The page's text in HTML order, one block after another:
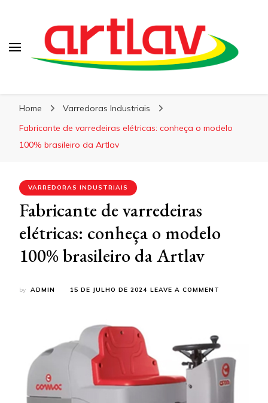
Home
Varredoras Industriais
Fabricante de varredeiras elétricas: conheça o modelo
100% brasileiro da Artlav
VARREDORAS INDUSTRIAIS
Fabricante de varredeiras
elétricas: conheça o modelo
100% brasileiro da Artlav
by ADMIN 15 DE JULHO DE 2024 LEAVE A COMMENT
CONHEÇA
MODELO
100%
BRASILEIRO